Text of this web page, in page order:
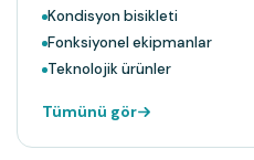
Kondisyon bisikleti
Fonksiyonel ekipmanlar
Teknolojik ürünler
Tümünü gör